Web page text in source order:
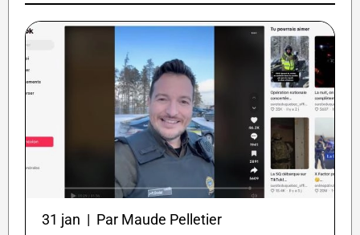
31 jan | Par Maude Pelletier